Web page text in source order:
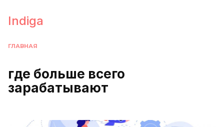
содержанию
Indiga
ГЛАВНАЯ
где больше всего
зарабатывают